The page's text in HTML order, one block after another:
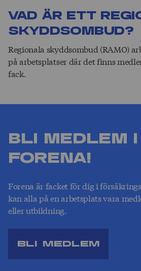
Vad är ett
skydds­­om­bud?
Regionala skyddsombud (RAMO)
på arbetsplatser där det finns
fack.
Bli medlem i
Forena!
Forena är facket för dig i
kan alla på en arbetsplats vara
eller utbildning.
Bli medlem